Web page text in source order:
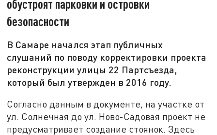
обустроят парковки и островки
безопасности
В Самаре начался этап публичных
слушаний по поводу корректировки проекта
реконструкции улицы 22 Партсъезда,
который был утвержден в 2016 году.
Согласно данным в документе, на участке от
ул. Солнечная до ул. Ново-Садовая проект не
предусматривает создание стоянок. Здесь